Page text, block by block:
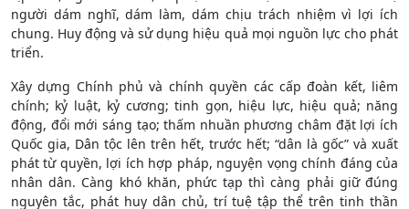
người dám nghĩ, dám làm, dám chịu trách nhiệm vì lợi ích
chung. Huy động và sử dụng hiệu quả mọi nguồn lực cho phát
triển.
Xây dựng Chính phủ và chính quyền các cấp đoàn kết, liêm
chính; kỷ luật, kỷ cương; tinh gọn, hiệu lực, hiệu quả; năng
động, đổi mới sáng tạo; thấm nhuần phương châm đặt lợi ích
Quốc gia, Dân tộc lên trên hết, trước hết; “dân là gốc” và xuất
phát từ quyền, lợi ích hợp pháp, nguyện vọng chính đáng của
nhân dân. Càng khó khăn, phức tạp thì càng phải giữ đúng
nguyên tắc, phát huy dân chủ, trí tuệ tập thể trên tinh thần